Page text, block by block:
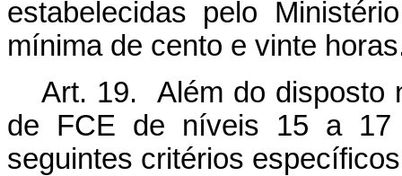
estabelecidas pelo
mínima de cento e vinte
Art. 19. Além do disposto
de FCE de níveis 15 a 17
seguintes critérios